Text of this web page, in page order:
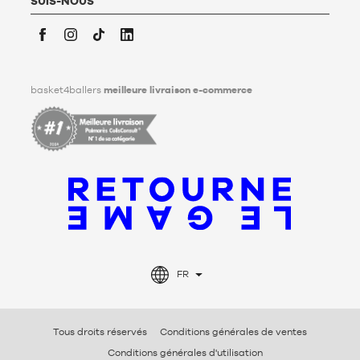
FR
basket4ballers meilleure livraison e-commerce
Tous droits réservés
Conditions générales de ventes
Conditions générales d'utilisation